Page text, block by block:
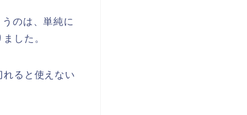
のは、単純に
した。
ると使えない